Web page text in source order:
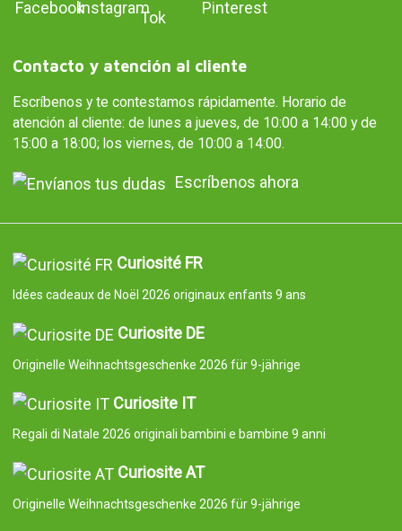
Contacto y atención al cliente
Escríbenos y te contestamos rápidamente. Horario de
atención al cliente: de lunes a jueves, de 10:00 a 14:00 y de
15:00 a 18:00; los viernes, de 10:00 a 14:00.
Escríbenos ahora
Curiosité FR
Idées cadeaux de Noël 2026 originaux enfants 9 ans
Curiosite DE
Originelle Weihnachtsgeschenke 2026 für 9-jährige
Curiosite IT
Regali di Natale 2026 originali bambini e bambine 9 anni
Curiosite AT
Originelle Weihnachtsgeschenke 2026 für 9-jährige